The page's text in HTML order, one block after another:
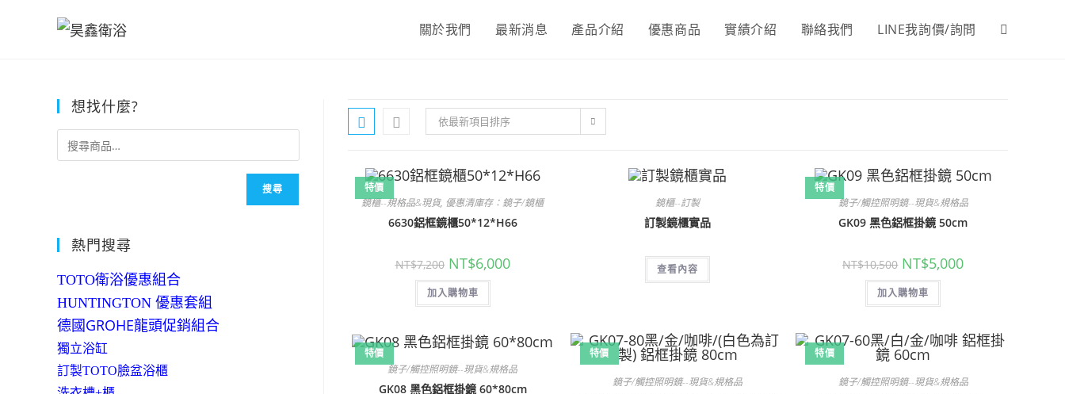
關於我們 最新消息 產品介紹 優惠商品 實績介紹 聯絡我們 LINE我詢價/詢問 Toggle
依最新項目排序
特價
鏡櫃--規格品&現貨, 優惠清庫存：鏡子/鏡櫃
6630鋁框鏡櫃50*12*H66
NT$7,200 原
始
價
格：
NT$7,200。
NT$6,000目
前
加入購物車
鏡櫃--訂製
訂製鏡櫃實品
查看內容
特價
鏡子/觸控照明鏡--現貨&規格品
GK09 黑色鋁框掛鏡 50cm
NT$10,500 原
始
價
格：
NT$10,500。
NT$5,000目
加入購物車
特價
鏡子/觸控照明鏡--現貨&規格品
GK08 黑色鋁框掛鏡 60*80cm
特價
鏡子/觸控照明鏡--現貨&規格品
特價
鏡子/觸控照明鏡--現貨&規格品
想找什麼?
搜尋
熱門搜尋
TOTO衛浴優惠組合
HUNTINGTON 優惠套組
德國GROHE龍頭促銷組合
獨立浴缸
訂製TOTO臉盆浴櫃